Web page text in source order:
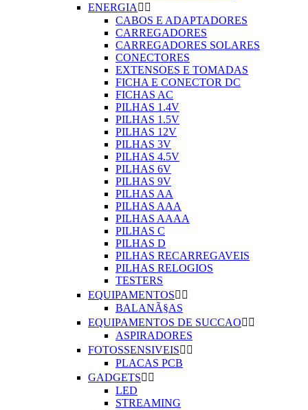
ENERGIA  
CABOS E ADAPTADORES
CARREGADORES
CARREGADORES SOLARES
CONECTORES
EXTENSOES E TOMADAS
FICHA E CONECTOR DC
FICHAS AC
PILHAS 1.4V
PILHAS 1.5V
PILHAS 12V
PILHAS 3V
PILHAS 4.5V
PILHAS 6V
PILHAS 9V
PILHAS AA
PILHAS AAA
PILHAS AAAA
PILHAS C
PILHAS D
PILHAS RECARREGAVEIS
PILHAS RELOGIOS
TESTERS
EQUIPAMENTOS 
BALANÃ§AS
EQUIPAMENTOS DE SUCCAO 
ASPIRADORES
FOTOSSENSIVEIS 
PLACAS PCB
GADGETS 
LED
STREAMING